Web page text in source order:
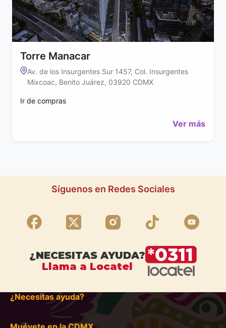
Torre Manacar
Av. de los Insurgentes Sur 1457, Col. Insurgentes
Mixcoac, Benito Juárez, 03920 CDMX
Ir de compras
Ver más
Síguenos en Redes Sociales
¿NECESITAS AYUDA?
Llama a Locatel
¿Necesitas ayuda?